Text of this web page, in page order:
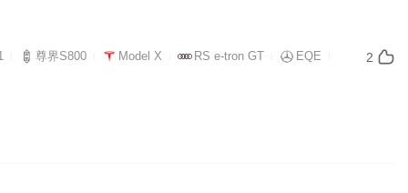
尊界S800 Model X RS e-tron GT EQE 2